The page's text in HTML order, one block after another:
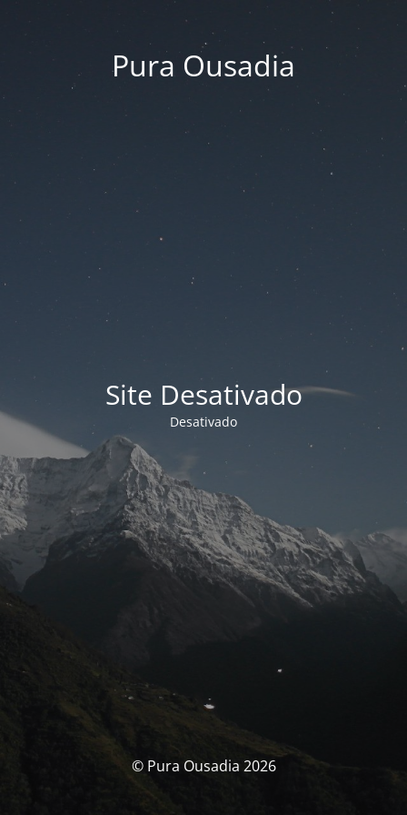
Pura Ousadia
Site Desativado
Desativado
© Pura Ousadia 2026